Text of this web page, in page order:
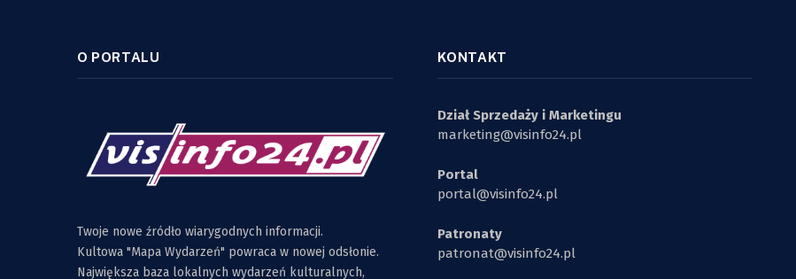
O PORTALU
Twoje nowe źródło wiarygodnych informacji.
Kultowa "Mapa Wydarzeń" powraca w nowej odsłonie.
Największa baza lokalnych wydarzeń kulturalnych,
KONTAKT
Dział Sprzedaży i Marketingu
marketing@visinfo24.pl
Portal
portal@visinfo24.pl
Patronaty
patronat@visinfo24.pl